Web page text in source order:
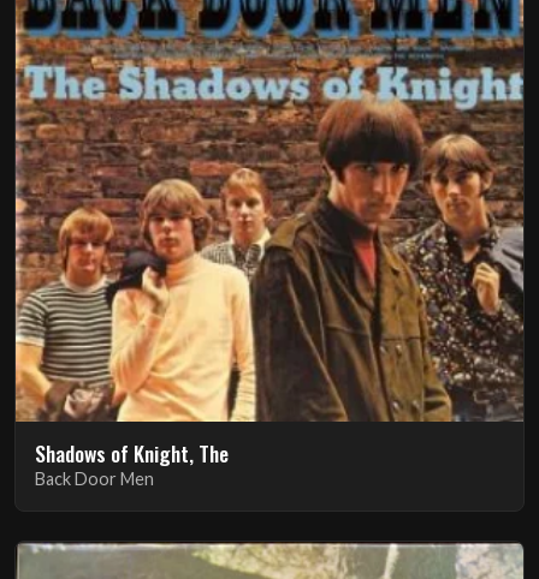
Shadows of Knight, The
Back Door Men